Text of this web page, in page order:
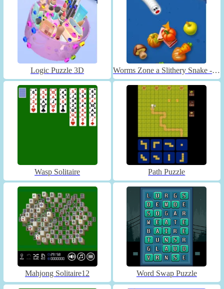
Logic Puzzle 3D Worms Zone a Slithery Snake - Unblocked
Wasp Solitaire Path Puzzle
Mahjong Solitaire12 Word Swap Puzzle